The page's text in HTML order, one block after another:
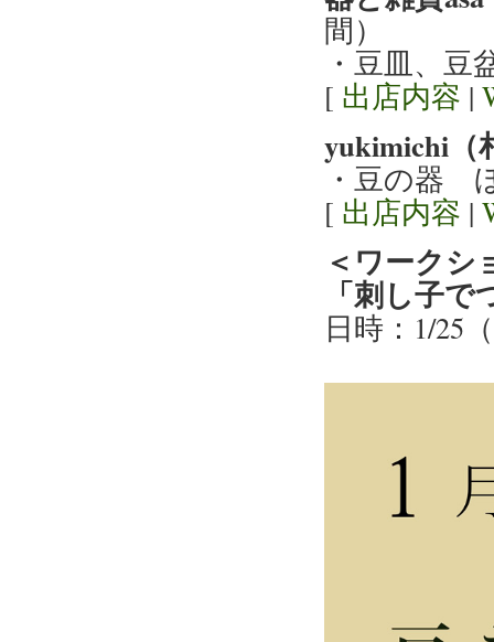
間）
・豆皿、
[ 出店内容 |
yukimichi（
・豆の器
[ 出店内容 |
＜ワークシ
「刺し子
日時：1/25